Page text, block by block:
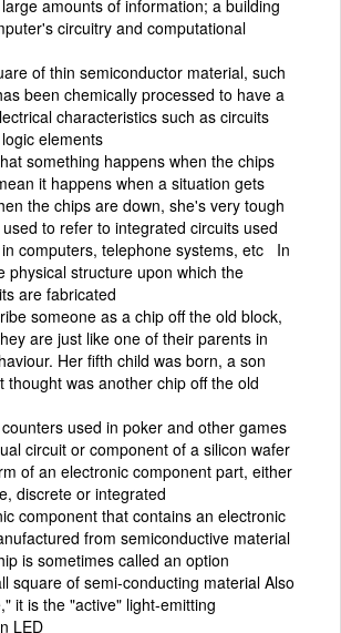
amounts of information; a building
circuitry and computational
of thin semiconductor material, such
been chemically processed to have a
characteristics such as circuits
elements
something happens when the chips
it happens when a situation gets
the chips are down, she's very tough
to refer to integrated circuits used
computers, telephone systems, etc In
physical structure upon which the
are fabricated
someone as a chip off the old block,
are just like one of their parents in
Her fifth child was born, a son
thought was another chip off the old
used in poker and other games
circuit or component of a silicon wafer
of an electronic component part, either
discrete or integrated
component that contains an electronic
from semiconductive material
is sometimes called an option
square of semi-conducting material Also
it is the "active" light-emitting
LED